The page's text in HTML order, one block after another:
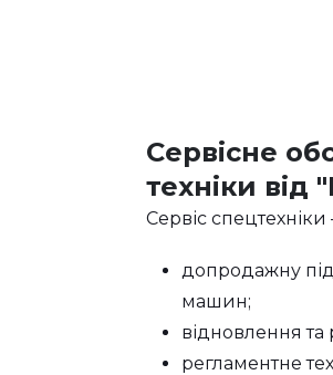
Сервісне
техніки від
Сервіс спецтехніки
допродажну
машин;
відновлення та
регламентне